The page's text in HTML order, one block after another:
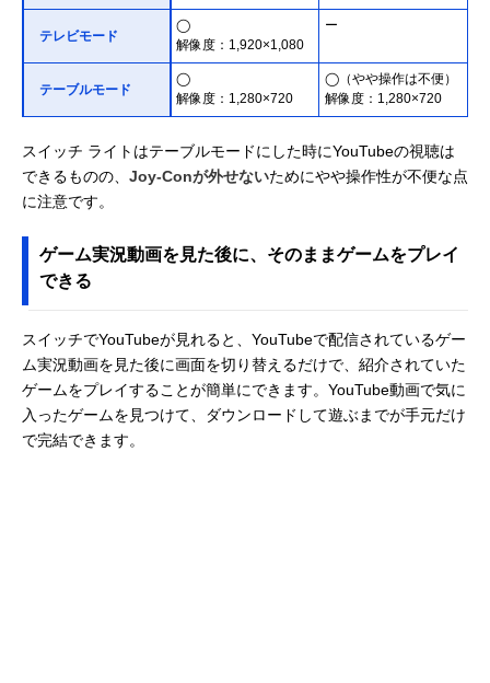
テレビモード
◯
解像度：1,920×1,080
ー
テーブルモード
◯
解像度：1,280×720
◯（やや操作は不便）
解像度：1,280×720
スイッチ ライトはテーブルモードにした時にYouTubeの視聴は
できるものの、 Joy-Conが外せないためにやや操作性が不便な点
に注意です。
ゲーム実況動画を見た後に、そのままゲームをプレイ
できる
スイッチでYouTubeが見れると、YouTubeで配信されているゲー
ム実況動画を見た後に画面を切り替えるだけで、紹介されていた
ゲームをプレイすることが簡単にできます。YouTube動画で気に
入ったゲームを見つけて、ダウンロードして遊ぶまでが手元だけ
で完結できます。